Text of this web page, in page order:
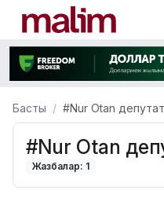
Басты #Nur Otan
#Nur Otan
Жазбалар: 1